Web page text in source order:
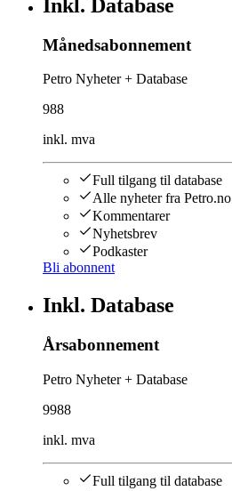
Inkl. Database
Månedsabonnement
Petro Nyheter + Database
988
inkl. mva
Full tilgang til database
Alle nyheter fra Petro.no
Kommentarer
Nyhetsbrev
Podkaster
Bli abonnent
Inkl. Database
Årsabonnement
Petro Nyheter + Database
9988
inkl. mva
Full tilgang til database